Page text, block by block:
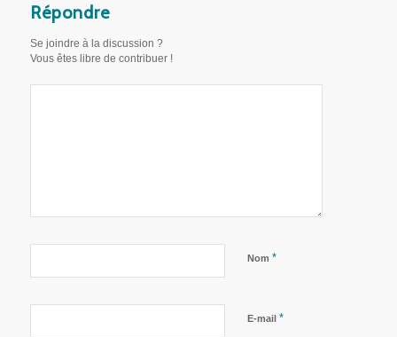
Répondre
Se joindre à la discussion ?
Vous êtes libre de contribuer !
Nom *
E-mail *